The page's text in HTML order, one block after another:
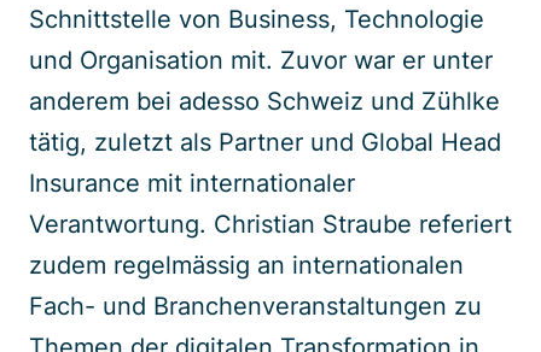
Schnittstelle von Business, Technologie
und Organisation mit. Zuvor war er unter
anderem bei adesso Schweiz und Zühlke
tätig, zuletzt als Partner und Global Head
Insurance mit internationaler
Verantwortung. Christian Straube referiert
zudem regelmässig an internationalen
Fach- und Branchenveranstaltungen zu